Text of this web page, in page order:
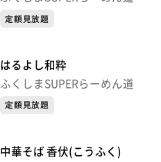
定額見放題
はるよし和粋
ふくしまSUPERらーめん道
定額見放題
中華そば 香伏(こうふく)